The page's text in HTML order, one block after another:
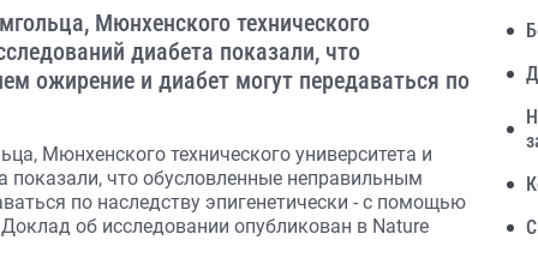
Мюнхенского технического
диабета показали, что
ожирение и диабет могут передаваться по
Мюнхенского технического университета и
показали, что обусловленные неправильным
по наследству эпигенетически - с помощью
об исследовании опубликован в Nature